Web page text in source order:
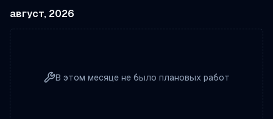
август, 2026
В этом месяце не было плановых работ